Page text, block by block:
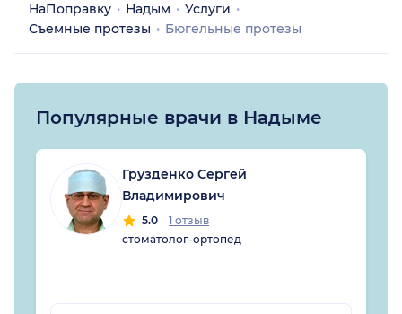
НаПоправку Надым
Услуги
Съемные протезы
Бюгельные протезы
Популярные врачи в Надыме
Грузденко Сергей
Владимирович
5.0
1 отзыв
стоматолог-ортопед